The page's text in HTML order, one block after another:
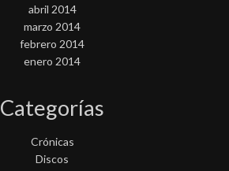
abril 2014
marzo 2014
febrero 2014
enero 2014
Categorías
Crónicas
Discos